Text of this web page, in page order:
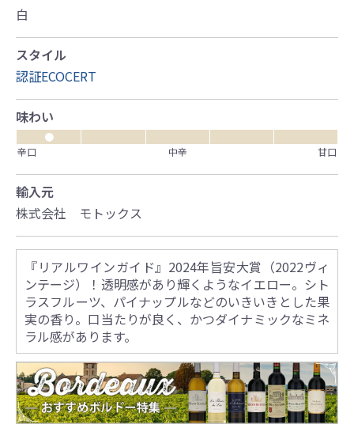
白
スタイル
認証ECOCERT
味わい
●
辛口
中辛 甘口
輸入元
株式会社 モトックス
『リアルワインガイド』2024年旨安大賞（2022ヴィ
ンテージ）！透明感があり輝くようなイエロー。シト
ラスフルーツ、パイナップルなどのいきいきとした果
実の香り。口当たりが良く、かつダイナミックなミネ
ラル感があります。